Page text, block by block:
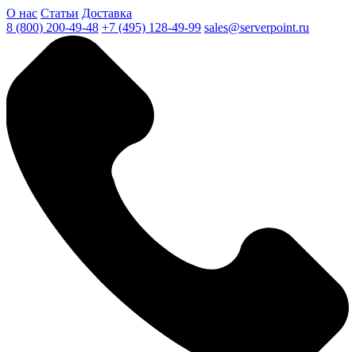
О нас Статьи Доставка
8 (800) 200-49-48 +7 (495) 128-49-99 sales@serverpoint.ru